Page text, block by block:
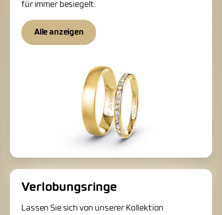
für immer besiegelt.
Alle anzeigen
Verlobungsringe
Lassen Sie sich von unserer Kollektion